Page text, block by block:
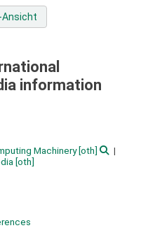
Ansicht
information
Machinery[oth]
[oth]